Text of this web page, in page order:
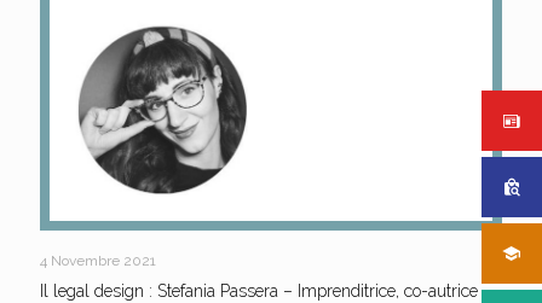
4 Novembre 2021
Il legal design : Stefania Passera – Imprenditrice, co-autrice